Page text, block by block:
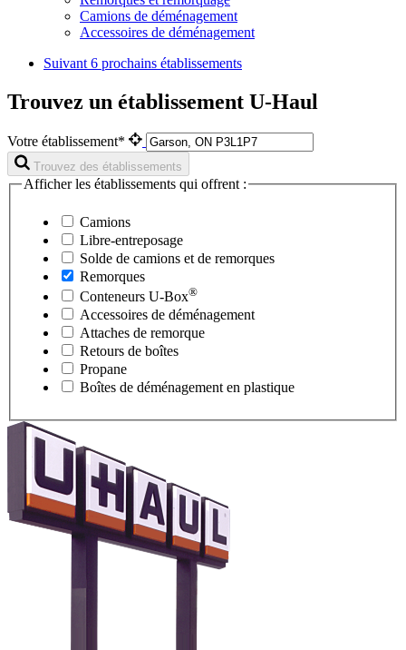
Camions de déménagement
Accessoires de déménagement
Suivant 6 prochains établissements
Trouvez un établissement U-Haul
Votre établissement*
Trouvez des établissements
Afficher les établissements qui offrent :
Camions
Libre-entreposage
Solde de camions et de remorques
Remorques
Conteneurs U-Box®
Accessoires de déménagement
Attaches de remorque
Retours de boîtes
Propane
Boîtes de déménagement en plastique